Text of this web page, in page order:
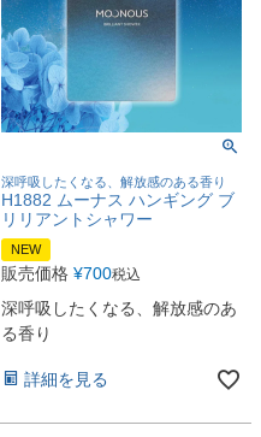
深呼吸したくなる、解放感のある香り
H1882 ムーナス ハンギング ブ
リリアントシャワー
NEW
販売価格 ¥700税込
深呼吸したくなる、解放感のあ
る香り
詳細を見る